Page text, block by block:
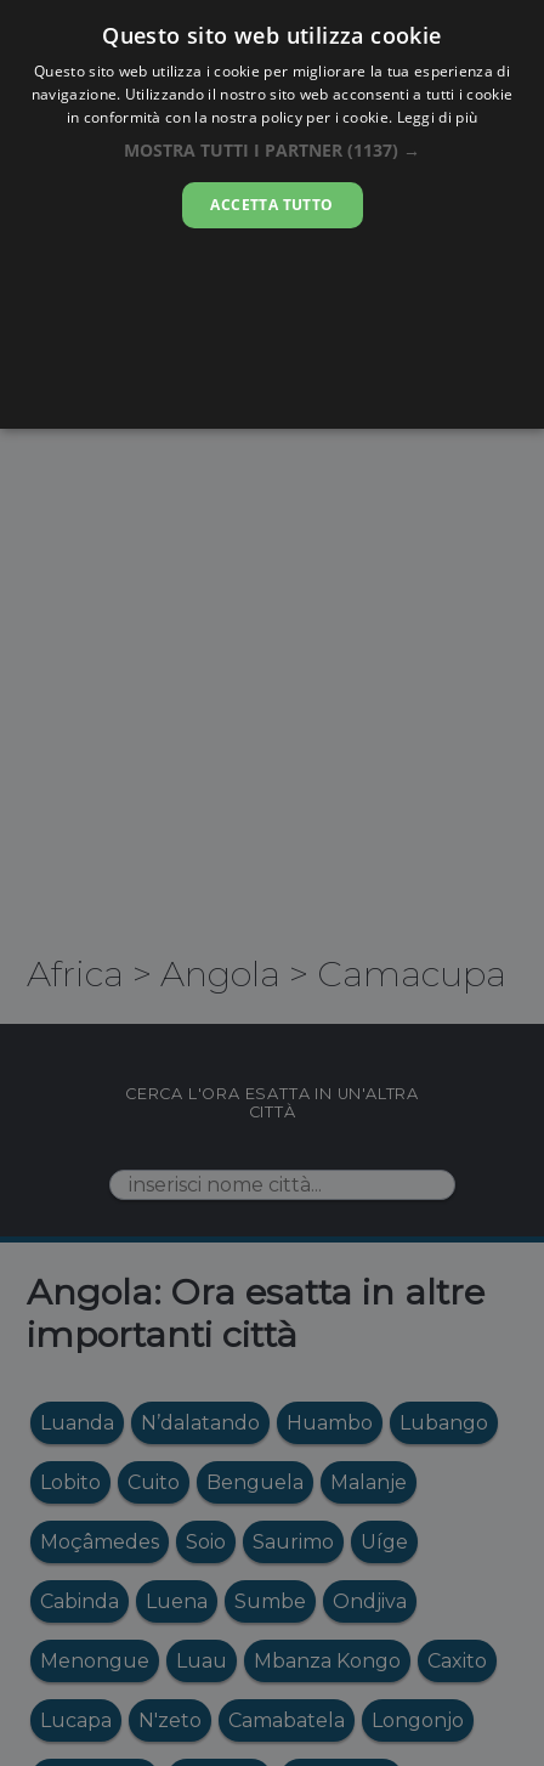
Oraesatta.co
Ora EsattaCamacupa
07:27:46
Africa > Angola > Camacupa
CERCA L'ORA ESATTA IN UN'ALTRA
CITTÀ
Angola: Ora esatta in altre
importanti città
Luanda N’dalatando Huambo Lubango
Lobito Cuito Benguela Malanje
Moçâmedes Soio Saurimo Uíge
Cabinda Luena Sumbe Ondjiva
Menongue Luau Mbanza Kongo Caxito
Lucapa N'zeto Camabatela Longonjo
Questo sito web utilizza cookie
Questo sito web utilizza i cookie per migliorare la tua esperienza di
navigazione. Utilizzando il nostro sito web acconsenti a tutti i cookie
in conformità con la nostra policy per i cookie. Leggi di più
MOSTRA TUTTI I PARTNER (1137) →
ACCETTA TUTTO